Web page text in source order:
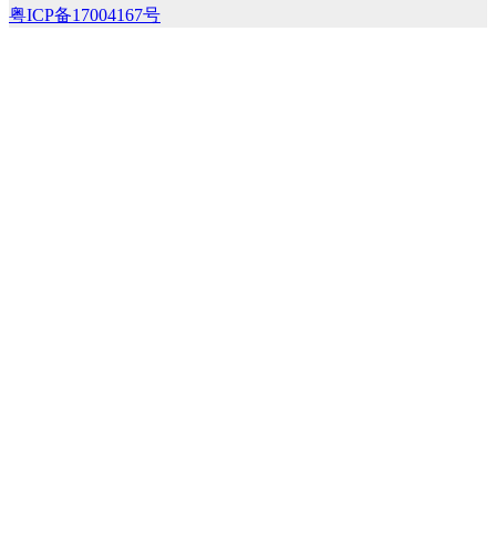
粤ICP备17004167号